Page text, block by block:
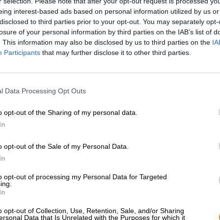
interest-based ads based on personal information utilized by us
to third parties prior to your opt-out. You may separately
of your personal information by third parties on the IAB’s list of
This information may also be disclosed by us to third parties on the
Participants that may further disclose it to other third parties.
Data Processing Opt Outs
opt-out of the Sharing of my personal data.
opt-out of the Sale of my Personal Data.
opt-out of processing my Personal Data for Targeted
opt-out of Collection, Use, Retention, Sale, and/or Sharing
Data that Is Unrelated with the Purposes for which it
* Prijzen zijn inclusief wettelijke BTW. PlusScheepvaart plus
* Prijzen zijn inclusief accijns
Omschrijving Beoordelingen (0)
Iedereen heeft iets anders nodig om te ontspannen.
ontspannen door een wandeling door het bos te
niets anders dan het getjilp van vogels en het ritselen
koffie op het balkon of de bank, gaan joggen,
training. Voor ons is een koud biertje onderdeel van
het daarmee eens. Naast bier houdt de Berlijnse
een heerlijk geheel verweven.
Music for Relaxation is geen liedje, maar een New
geen doorsnee NEIPA kan zijn. Ulrike is een expert in
die expertise heeft ze uiteraard toegepast op dit
Music for Relaxation heeft een stevige
citroengoud in het glas. De schuimvorming is uiterst